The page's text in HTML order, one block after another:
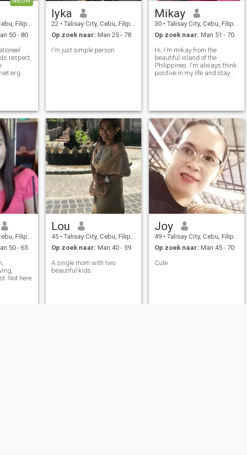
Filipijnen
50 - 80
respect,
erg
gericht
ik toon
lyka
22 • Talisay City, Cebu, Filipijnen
Op zoek naar: Man 25 - 78
I'm just simple person
Mikay
30 • Talisay City, Cebu, Filipijnen
Op zoek naar: Man 51 - 70
Hi, I'm mikay from the
beautiful island of the
Philippines. I'm always think
positive in my life and stay
care and understanding . I
wan
Filipijnen
50 - 65
Not here
Lou
45 • Talisay City, Cebu, Filipijnen
Op zoek naar: Man 40 - 59
A single mom with two
beautiful kids.
Joy
49 • Talisay City, Cebu, Filipijnen
Op zoek naar: Man 45 - 70
Cute